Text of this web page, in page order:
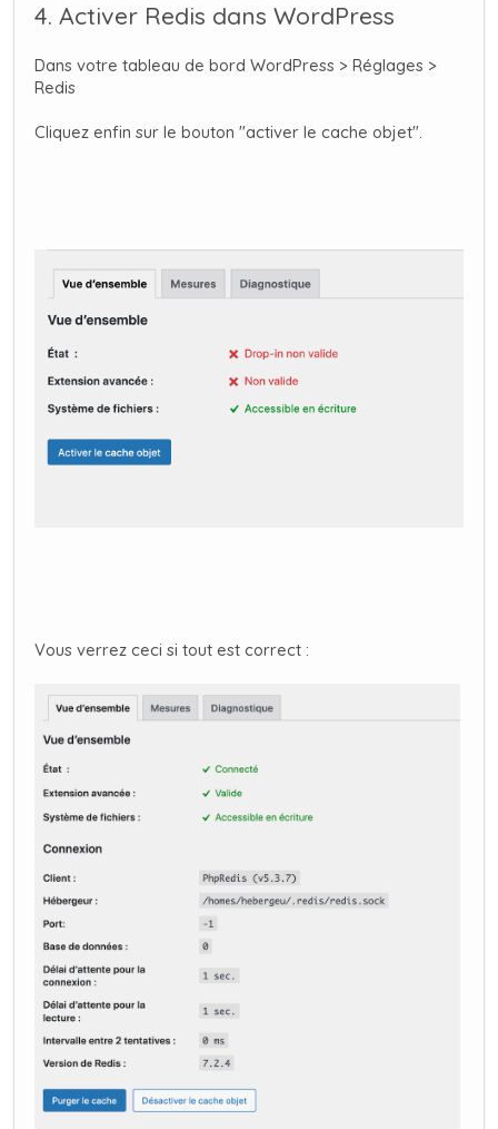
4. Activer Redis dans WordPress
Dans votre tableau de bord WordPress > Réglages >
Redis
Cliquez enfin sur le bouton "activer le cache objet".
Vous verrez ceci si tout est correct :